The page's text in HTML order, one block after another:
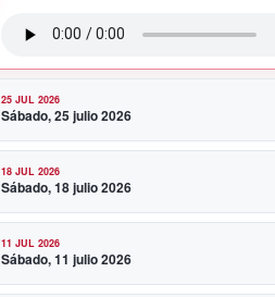
Presidente Abinader viaja a
25 JUL 2026
Sábado, 25 julio 2026
18 JUL 2026
Sábado, 18 julio 2026
11 JUL 2026
Sábado, 11 julio 2026